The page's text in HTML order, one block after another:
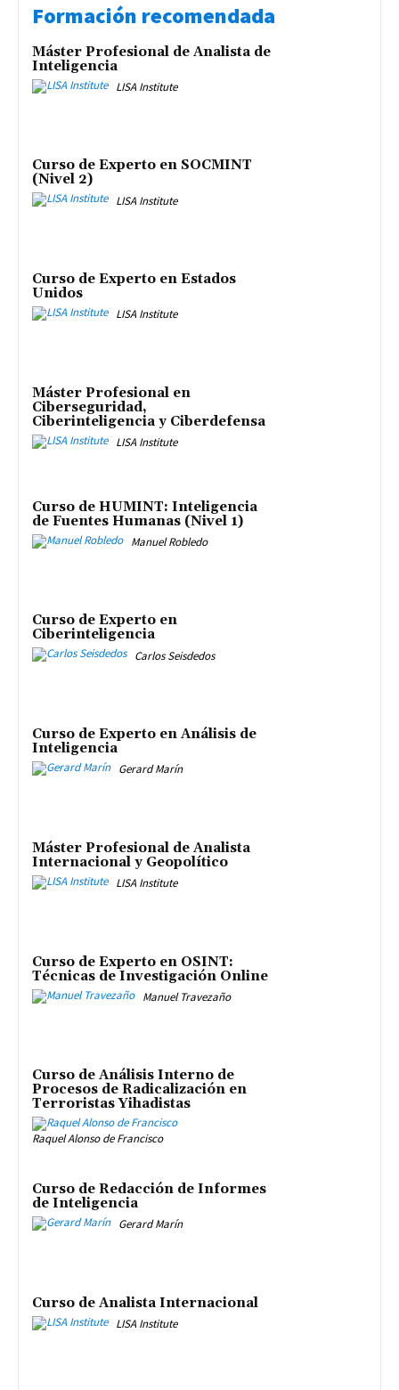
Formación recomendada
Máster Profesional de Analista de
Inteligencia
LISA Institute
Curso de Experto en SOCMINT
(Nivel 2)
LISA Institute
Curso de Experto en Estados
Unidos
LISA Institute
Máster Profesional en
Ciberseguridad,
Ciberinteligencia y Ciberdefensa
LISA Institute
Curso de HUMINT: Inteligencia
de Fuentes Humanas (Nivel 1)
Manuel Robledo
Curso de Experto en
Ciberinteligencia
Carlos Seisdedos
Curso de Experto en Análisis de
Inteligencia
Gerard Marín
Máster Profesional de Analista
Internacional y Geopolítico
LISA Institute
Curso de Experto en OSINT:
Técnicas de Investigación Online
Manuel Travezaño
Curso de Análisis Interno de
Procesos de Radicalización en
Terroristas Yihadistas
Raquel Alonso de Francisco
Curso de Redacción de Informes
de Inteligencia
Gerard Marín
Curso de Analista Internacional
LISA Institute